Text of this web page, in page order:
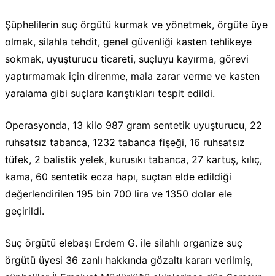
Şüphelilerin suç örgütü kurmak ve yönetmek, örgüte üye
olmak, silahla tehdit, genel güvenliği kasten tehlikeye
sokmak, uyuşturucu ticareti, suçluyu kayırma, görevi
yaptırmamak için direnme, mala zarar verme ve kasten
yaralama gibi suçlara karıştıkları tespit edildi.
Operasyonda, 13 kilo 987 gram sentetik uyuşturucu, 22
ruhsatsız tabanca, 1232 tabanca fişeği, 16 ruhsatsız
tüfek, 2 balistik yelek, kurusıkı tabanca, 27 kartuş, kılıç,
kama, 60 sentetik ecza hapı, suçtan elde edildiği
değerlendirilen 195 bin 700 lira ve 1350 dolar ele
geçirildi.
Suç örgütü elebaşı Erdem G. ile silahlı organize suç
örgütü üyesi 36 zanlı hakkında gözaltı kararı verilmiş,